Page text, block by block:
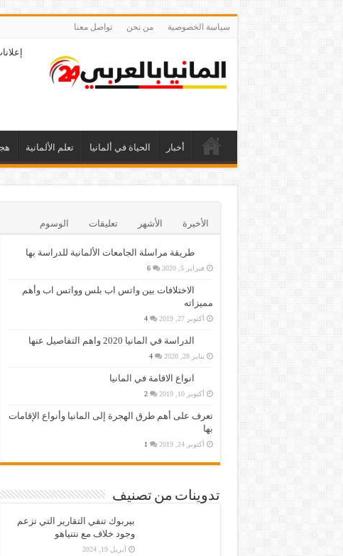
سياسة الخصوصية من نحن تواصل معنا
أخبار الحياة في ألمانيا تعلم الألمانية
الأخيرة الأشهر تعليقات الوسوم
طريقة مراسلة الجامعات الألمانية للدراسة بها
فبراير 5, 2020 6
الاختلافات بين واتس اب بلس وواتس اب وأهم
مميزاته
أكتوبر 27, 2019 4
الدراسة في المانيا 2020 واهم التفاصيل عنها
يناير 28, 2020 4
انواع الاقامة في المانيا
أكتوبر 10, 2019 2
تعرف على أهم طرق الهجرة إلى المانيا وأنواع الإقامات
بها
أكتوبر 24, 2019 1
تدوينات من تصنيف
بيربوك تنفي التقارير التي تزعم
وجود خلاف مع نتنياهو
أبريل 19, 2024